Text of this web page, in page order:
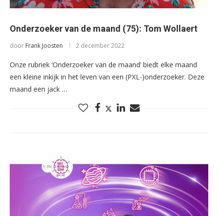
Onderzoeker van de maand (75): Tom Wollaert
door Frank Joosten 2 december 2022
Onze rubriek ‘Onderzoeker van de maand’ biedt elke maand
een kleine inkijk in het leven van een (PXL-)onderzoeker. Deze
maand een jack …